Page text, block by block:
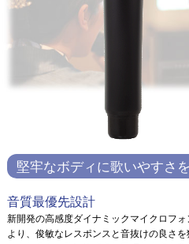
堅牢なボディに歌いやすさ
音質最優先設計
新開発の高感度ダイナミックマイクロフ
より、俊敏なレスポンスと音抜けの良さ